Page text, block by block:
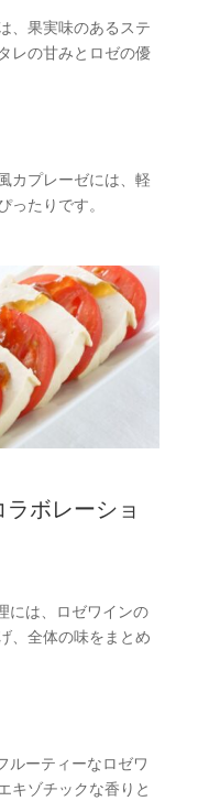
、果実味のあるステ
レの甘みとロゼの優
カプレーゼには、軽
たりです。
ボレーショ
には、ロゼワインの
、全体の味をまとめ
ルーティーなロゼワ
キゾチックな香りと